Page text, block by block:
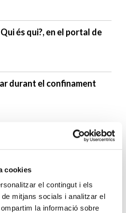
cookies
el contingut i els
mitjans socials i analitzar el
la informació sobre
és qui?, en el portal de
durant el confinament
a Badalona han passat
Bisbe Carrera